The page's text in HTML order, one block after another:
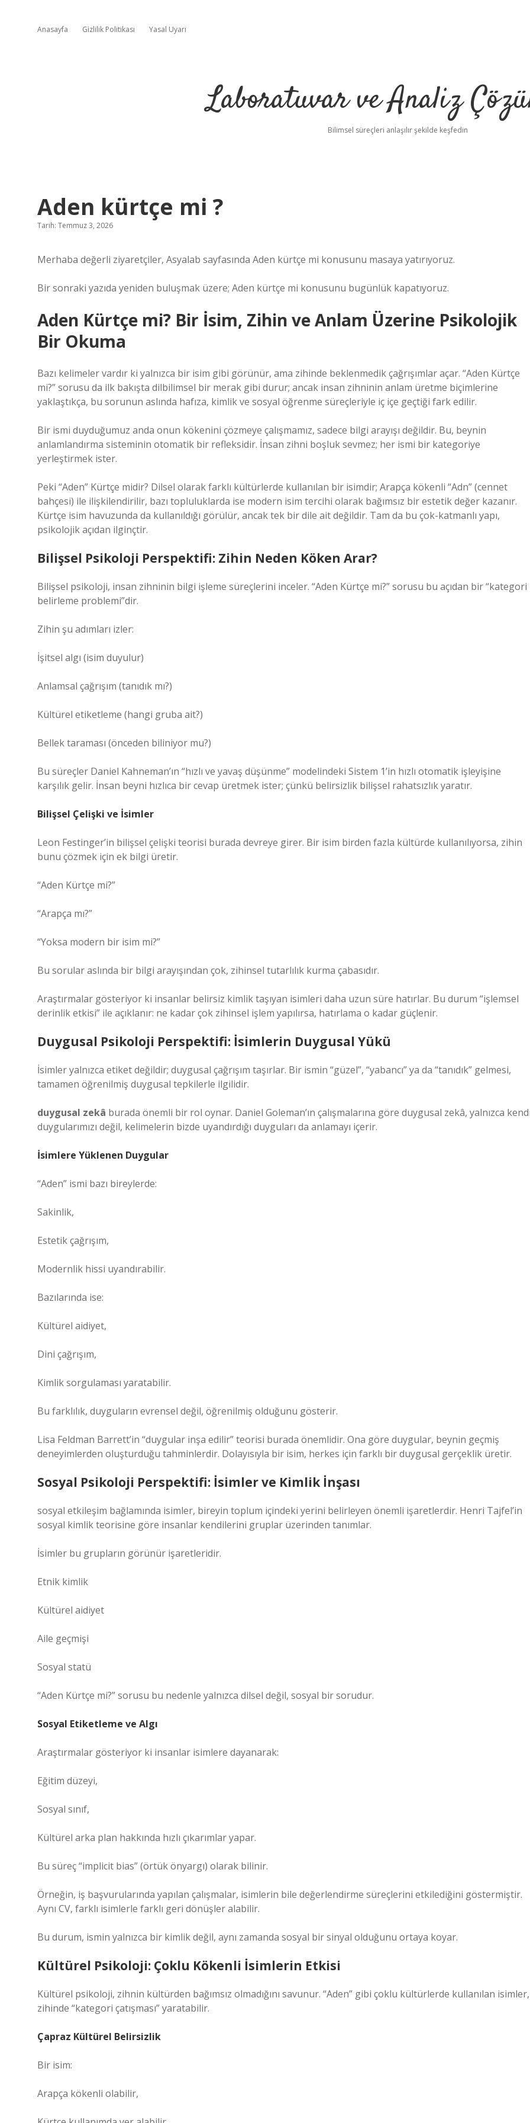
Anasayfa Gizlilik Politikası Yasal Uyarı
Laboratuvar ve Analiz
Bilimsel süreçleri anlaşılır şekilde keşfedin
Aden kürtçe mi ?
Tarih: Temmuz 3, 2026
Merhaba değerli ziyaretçiler, Asyalab sayfasında Aden kürtçe mi konusunu masaya yatırıyoruz.
Bir sonraki yazıda yeniden buluşmak üzere; Aden kürtçe mi konusunu bugünlük kapatıyoruz.
Aden Kürtçe mi? Bir İsim, Zihin ve Anlam Üzerine Psikolojik
Bir Okuma
Bazı kelimeler vardır ki yalnızca bir isim gibi görünür, ama zihinde beklenmedik çağrışımlar açar. “Aden Kürtçe
mi?” sorusu da ilk bakışta dilbilimsel bir merak gibi durur; ancak insan zihninin anlam üretme biçimlerine
yaklaştıkça, bu sorunun aslında hafıza, kimlik ve sosyal öğrenme süreçleriyle iç içe geçtiği fark edilir.
Bir ismi duyduğumuz anda onun kökenini çözmeye çalışmamız, sadece bilgi arayışı değildir. Bu, beynin
anlamlandırma sisteminin otomatik bir refleksidir. İnsan zihni boşluk sevmez; her ismi bir kategoriye
yerleştirmek ister.
Peki “Aden” Kürtçe midir? Dilsel olarak farklı kültürlerde kullanılan bir isimdir; Arapça kökenli “Adn” (cennet
bahçesi) ile ilişkilendirilir, bazı topluluklarda ise modern isim tercihi olarak bağımsız bir estetik değer kazanır.
Kürtçe isim havuzunda da kullanıldığı görülür, ancak tek bir dile ait değildir. Tam da bu çok-katmanlı yapı,
psikolojik açıdan ilginçtir.
Bilişsel Psikoloji Perspektifi: Zihin Neden Köken Arar?
Bilişsel psikoloji, insan zihninin bilgi işleme süreçlerini inceler. “Aden Kürtçe mi?” sorusu bu açıdan bir “kategori
belirleme problemi”dir.
Zihin şu adımları izler:
İşitsel algı (isim duyulur)
Anlamsal çağrışım (tanıdık mı?)
Kültürel etiketleme (hangi gruba ait?)
Bellek taraması (önceden biliniyor mu?)
Bu süreçler Daniel Kahneman’ın “hızlı ve yavaş düşünme” modelindeki Sistem 1’in hızlı otomatik işleyişine
karşılık gelir. İnsan beyni hızlıca bir cevap üretmek ister; çünkü belirsizlik bilişsel rahatsızlık yaratır.
Bilişsel Çelişki ve İsimler
Leon Festinger’in bilişsel çelişki teorisi burada devreye girer. Bir isim birden fazla kültürde kullanılıyorsa, zihin
bunu çözmek için ek bilgi üretir.
“Aden Kürtçe mi?”
“Arapça mı?”
“Yoksa modern bir isim mi?”
Bu sorular aslında bir bilgi arayışından çok, zihinsel tutarlılık kurma çabasıdır.
Araştırmalar gösteriyor ki insanlar belirsiz kimlik taşıyan isimleri daha uzun süre hatırlar. Bu durum “işlemsel
derinlik etkisi” ile açıklanır: ne kadar çok zihinsel işlem yapılırsa, hatırlama o kadar güçlenir.
Duygusal Psikoloji Perspektifi: İsimlerin Duygusal Yükü
İsimler yalnızca etiket değildir; duygusal çağrışım taşırlar. Bir ismin “güzel”, “yabancı” ya da “tanıdık” gelmesi,
tamamen öğrenilmiş duygusal tepkilerle ilgilidir.
duygusal zekâ burada önemli bir rol oynar. Daniel Goleman’ın çalışmalarına göre duygusal zekâ, yalnızca
duygularımızı değil, kelimelerin bizde uyandırdığı duyguları da anlamayı içerir.
İsimlere Yüklenen Duygular
“Aden” ismi bazı bireylerde:
Sakinlik,
Estetik çağrışım,
Modernlik hissi uyandırabilir.
Bazılarında ise:
Kültürel aidiyet,
Dini çağrışım,
Kimlik sorgulaması yaratabilir.
Bu farklılık, duyguların evrensel değil, öğrenilmiş olduğunu gösterir.
Lisa Feldman Barrett’in “duygular inşa edilir” teorisi burada önemlidir. Ona göre duygular, beynin geçmiş
deneyimlerden oluşturduğu tahminlerdir. Dolayısıyla bir isim, herkes için farklı bir duygusal gerçeklik üretir.
Sosyal Psikoloji Perspektifi: İsimler ve Kimlik İnşası
sosyal etkileşim bağlamında isimler, bireyin toplum içindeki yerini belirleyen önemli işaretlerdir. Henri Tajfel’in
sosyal kimlik teorisine göre insanlar kendilerini gruplar üzerinden tanımlar.
İsimler bu grupların görünür işaretleridir.
Etnik kimlik
Kültürel aidiyet
Aile geçmişi
Sosyal statü
“Aden Kürtçe mi?” sorusu bu nedenle yalnızca dilsel değil, sosyal bir sorudur.
Sosyal Etiketleme ve Algı
Araştırmalar gösteriyor ki insanlar isimlere dayanarak:
Eğitim düzeyi,
Sosyal sınıf,
Kültürel arka plan hakkında hızlı çıkarımlar yapar.
Bu süreç “implicit bias” (örtük önyargı) olarak bilinir.
Örneğin, iş başvurularında yapılan çalışmalar, isimlerin bile değerlendirme süreçlerini etkilediğini göstermiştir.
Aynı CV, farklı isimlerle farklı geri dönüşler alabilir.
Bu durum, ismin yalnızca bir kimlik değil, aynı zamanda sosyal bir sinyal olduğunu ortaya koyar.
Kültürel Psikoloji: Çoklu Kökenli İsimlerin Etkisi
Kültürel psikoloji, zihnin kültürden bağımsız olmadığını savunur. “Aden” gibi çoklu kültürlerde kullanılan isimler,
zihinde “kategori çatışması” yaratabilir.
Çapraz Kültürel Belirsizlik
Bir isim:
Arapça kökenli olabilir,